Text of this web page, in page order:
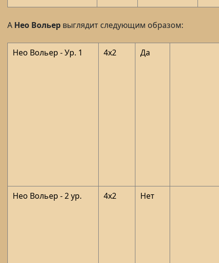
А Нео Вольер выглядит следующим образом:
Нео Вольер - Ур. 1 4x2 Да
Нео Вольер - 2 ур. 4x2 Нет